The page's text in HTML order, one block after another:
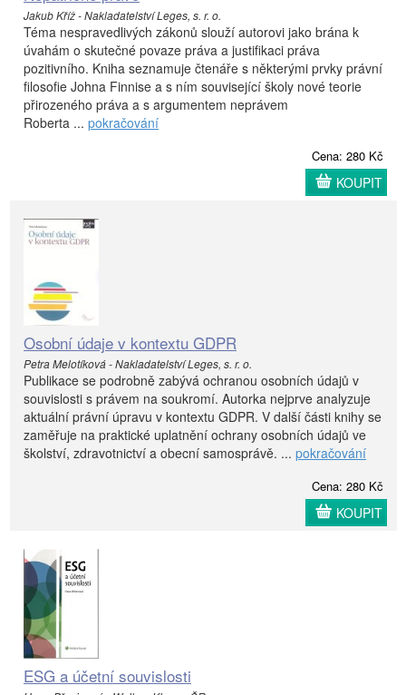
Jakub Kříž - Nakladatelství Leges, s. r. o.
Téma nespravedlivých zákonů slouží autorovi jako brána k
úvahám o skutečné povaze práva a justifikaci práva
pozitivního. Kniha seznamuje čtenáře s některými prvky právní
filosofie Johna Finnise a s ním související školy nové teorie
přirozeného práva a s argumentem neprávem
Roberta ... pokračování
Cena: 280 Kč
KOUPIT
Osobní údaje v kontextu GDPR
Petra Melotíková - Nakladatelství Leges, s. r. o.
Publikace se podrobně zabývá ochranou osobních údajů v
souvislosti s právem na soukromí. Autorka nejprve analyzuje
aktuální právní úpravu v kontextu GDPR. V další části knihy se
zaměřuje na praktické uplatnění ochrany osobních údajů ve
školství, zdravotnictví a obecní samosprávě. ... pokračování
Cena: 280 Kč
KOUPIT
ESG a účetní souvislosti